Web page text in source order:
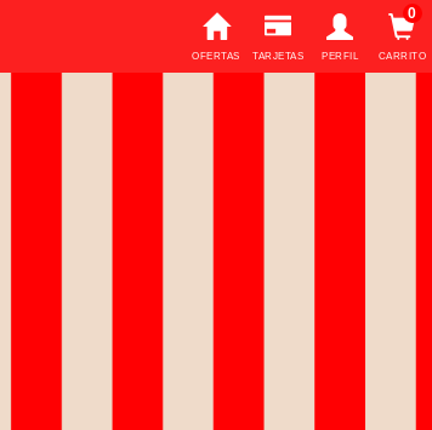
OFERTAS TARJETAS PERFIL CARRITO
0